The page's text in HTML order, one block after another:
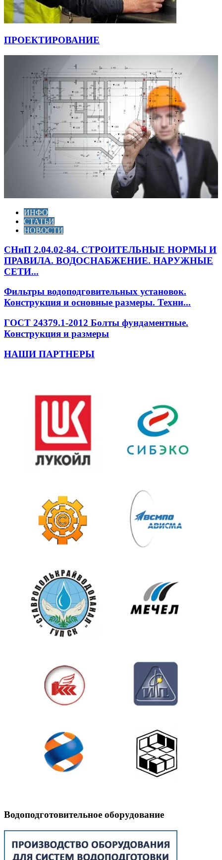
ПРОЕКТИРОВАНИЕ
ИНФО
СТАТЬИ
НОВОСТИ
СНиП 2.04.02-84. СТРОИТЕЛЬНЫЕ НОРМЫ И
ПРАВИЛА. ВОДОСНАБЖЕНИЕ. НАРУЖНЫЕ
СЕТИ...
Фильтры водоподговительных установок.
Конструкция и основные размеры. Техни...
ГОСТ 24379.1-2012 Болты фундаментные.
Конструкция и размеры
НАШИ ПАРТНЕРЫ
Водоподготовительное оборудование